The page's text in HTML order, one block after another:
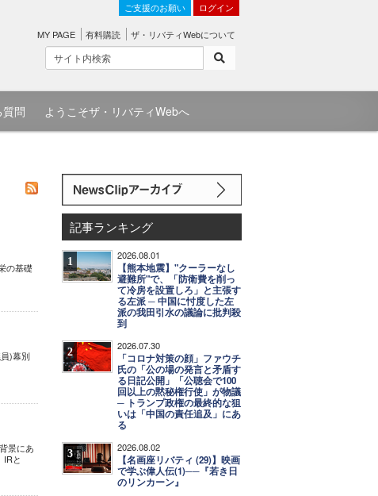
ご支援のお願い ログイン
MY PAGE 有料購読 ザ・リバティWebについて
質問 ようこそザ・リバティWebへ
の基礎
)幕別
景にあ
と
記事ランキング
1 2026.08.01
【熊本地震】"クーラーなし
避難所"で、「防衛費を削っ
て冷房を設置しろ」と主張す
る左派 ─ 中国に忖度した左
派の我田引水の議論に批判殺
到
2 2026.07.30
「コロナ対策の顔」ファウチ
氏の「公の場の発言と矛盾す
る日記公開」「公聴会で100
回以上の黙秘権行使」が物議
─ トランプ政権の最終的な狙
いは「中国の責任追及」にあ
る
3 2026.08.02
【名画座リバティ (29)】映画
で学ぶ偉人伝(1)──『若き日
のリンカーン』